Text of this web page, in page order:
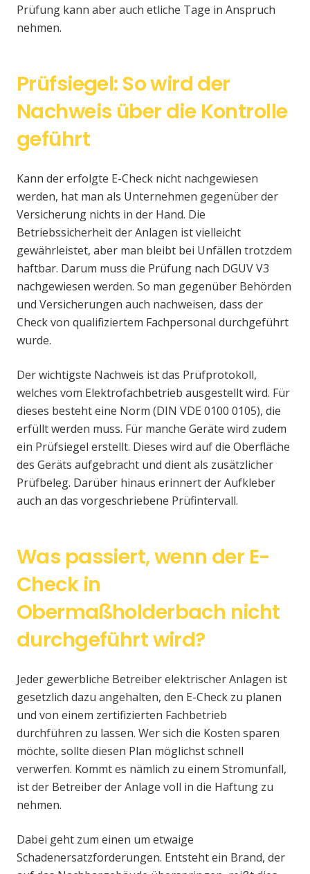
Prüfung kann aber auch etliche Tage in Anspruch
nehmen.
Prüfsiegel: So wird der
Nachweis über die Kontrolle
geführt
Kann der erfolgte E-Check nicht nachgewiesen
werden, hat man als Unternehmen gegenüber der
Versicherung nichts in der Hand. Die
Betriebssicherheit der Anlagen ist vielleicht
gewährleistet, aber man bleibt bei Unfällen trotzdem
haftbar. Darum muss die Prüfung nach DGUV V3
nachgewiesen werden. So man gegenüber Behörden
und Versicherungen auch nachweisen, dass der
Check von qualifiziertem Fachpersonal durchgeführt
wurde.
Der wichtigste Nachweis ist das Prüfprotokoll,
welches vom Elektrofachbetrieb ausgestellt wird. Für
dieses besteht eine Norm (DIN VDE 0100 0105), die
erfüllt werden muss. Für manche Geräte wird zudem
ein Prüfsiegel erstellt. Dieses wird auf die Oberfläche
des Geräts aufgebracht und dient als zusätzlicher
Prüfbeleg. Darüber hinaus erinnert der Aufkleber
auch an das vorgeschriebene Prüfintervall.
Was passiert, wenn der E-
Check in
Obermaßholderbach nicht
durchgeführt wird?
Jeder gewerbliche Betreiber elektrischer Anlagen ist
gesetzlich dazu angehalten, den E-Check zu planen
und von einem zertifizierten Fachbetrieb
durchführen zu lassen. Wer sich die Kosten sparen
möchte, sollte diesen Plan möglichst schnell
verwerfen. Kommt es nämlich zu einem Stromunfall,
ist der Betreiber der Anlage voll in die Haftung zu
nehmen.
Dabei geht zum einen um etwaige
Schadenersatzforderungen. Entsteht ein Brand, der